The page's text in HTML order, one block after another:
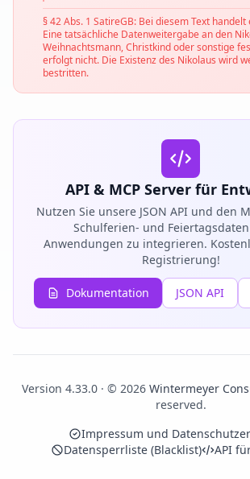
§ 42 Abs. 1 SatireGB: Bei diesem Text
Eine tatsächliche Datenweitergabe an den
Weihnachtsmann, Christkind oder sonstige
erfolgt nicht. Die Existenz des Nikolaus wird
bestritten.
API & MCP Server für
Nutzen Sie unsere JSON API und den
Schulferien- und
Anwendungen zu integrieren.
Registrierung!
Dokumentation JSON API
Version 4.33.0 · © 2026 Wintermeyer
reserved.
Impressum und
Datensperrliste (Blacklist)
API